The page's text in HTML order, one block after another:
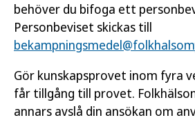
behöver du bifoga ett
Personbeviset skickas till
Gör kunskapsprovet inom fyra
får tillgång till provet.
annars avslå din ansökan om